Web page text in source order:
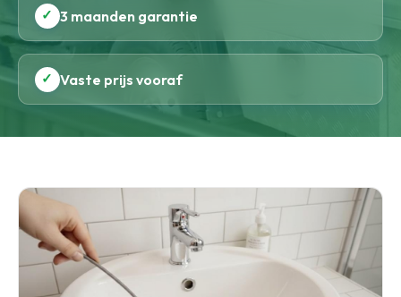
✓ 3 maanden garantie
✓ Vaste prijs vooraf